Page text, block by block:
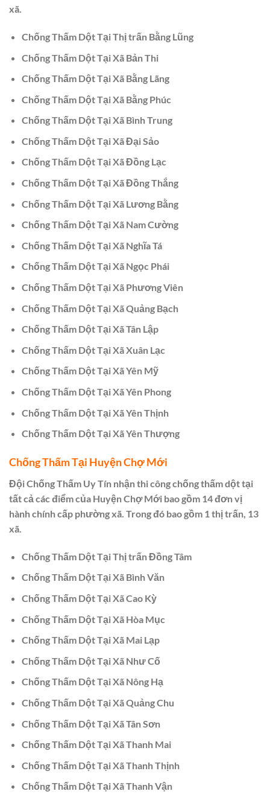
xã.
Chống Thấm Dột Tại Thị trấn Bằng Lũng
Chống Thấm Dột Tại Xã Bản Thi
Chống Thấm Dột Tại Xã Bằng Lãng
Chống Thấm Dột Tại Xã Bằng Phúc
Chống Thấm Dột Tại Xã Bình Trung
Chống Thấm Dột Tại Xã Đại Sảo
Chống Thấm Dột Tại Xã Đồng Lạc
Chống Thấm Dột Tại Xã Đồng Thắng
Chống Thấm Dột Tại Xã Lương Bằng
Chống Thấm Dột Tại Xã Nam Cường
Chống Thấm Dột Tại Xã Nghĩa Tá
Chống Thấm Dột Tại Xã Ngọc Phái
Chống Thấm Dột Tại Xã Phương Viên
Chống Thấm Dột Tại Xã Quảng Bạch
Chống Thấm Dột Tại Xã Tân Lập
Chống Thấm Dột Tại Xã Xuân Lạc
Chống Thấm Dột Tại Xã Yên Mỹ
Chống Thấm Dột Tại Xã Yên Phong
Chống Thấm Dột Tại Xã Yên Thịnh
Chống Thấm Dột Tại Xã Yên Thượng
Chống Thấm Tại Huyện Chợ Mới
Đội Chống Thấm Uy Tín nhận thi công chống thấm dột tại
tất cả các điểm của Huyện Chợ Mới bao gồm 14 đơn vị
hành chính cấp phường xã. Trong đó bao gồm 1 thị trấn, 13
xã.
Chống Thấm Dột Tại Thị trấn Đồng Tâm
Chống Thấm Dột Tại Xã Bình Văn
Chống Thấm Dột Tại Xã Cao Kỳ
Chống Thấm Dột Tại Xã Hòa Mục
Chống Thấm Dột Tại Xã Mai Lạp
Chống Thấm Dột Tại Xã Như Cố
Chống Thấm Dột Tại Xã Nông Hạ
Chống Thấm Dột Tại Xã Quảng Chu
Chống Thấm Dột Tại Xã Tân Sơn
Chống Thấm Dột Tại Xã Thanh Mai
Chống Thấm Dột Tại Xã Thanh Thịnh
Chống Thấm Dột Tại Xã Thanh Vận